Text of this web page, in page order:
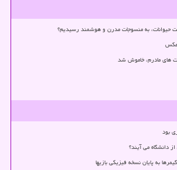
حیوانات، به منسوجات مدرن و هوشمند رسیدیم؟
عکس
های مادرم، خاموش شد
دانشگاه می آیند؟
به پایان نسخه فیزیکی بازیها